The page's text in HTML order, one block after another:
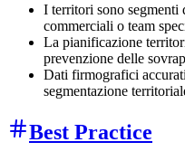
I territori sono segmenti
commerciali o team
La pianificazione
prevenzione delle
Dati firmografici
segmentazione
Best Practice